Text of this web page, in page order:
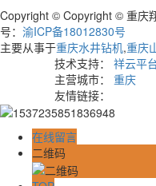
Copyright © Copyright © 重庆
号： 渝ICP备18012830号
主要从事于重庆水井钻机,重庆
技术支持： 祥云平
主营城市： 重庆
友情链接：
在线留言
二维码